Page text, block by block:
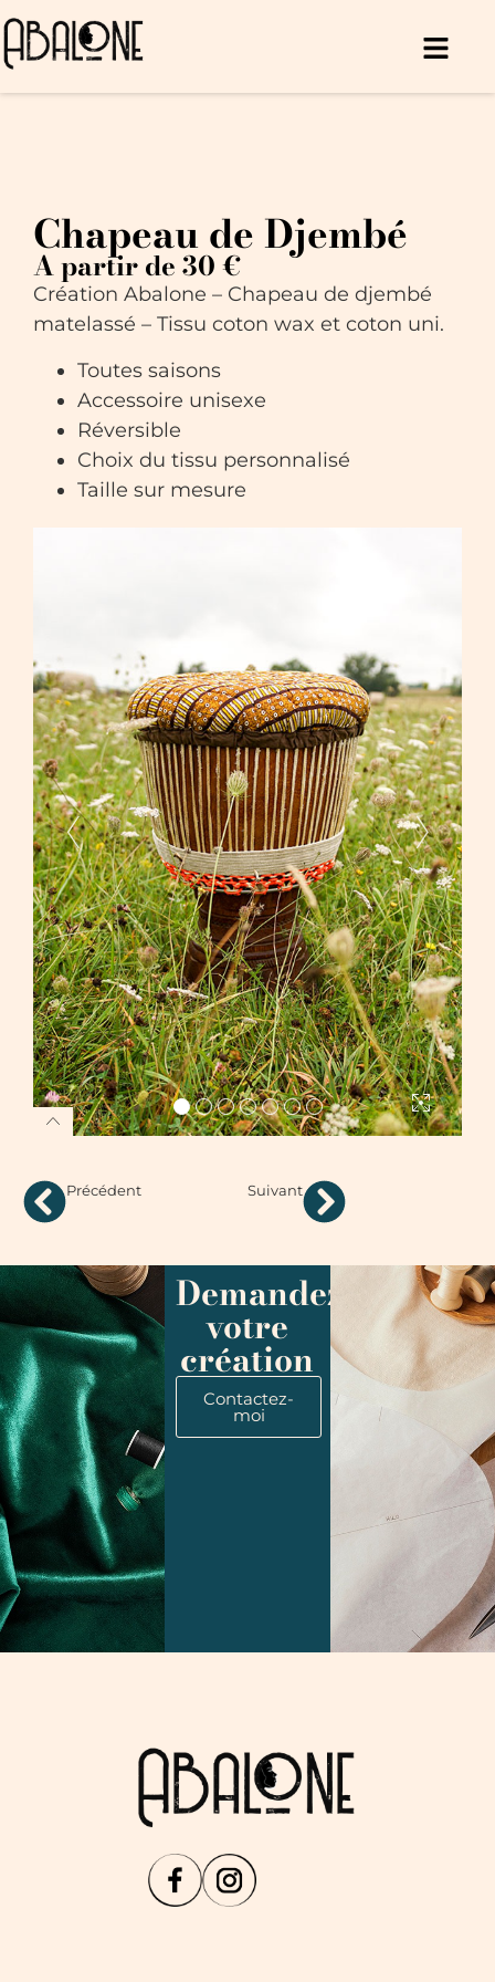
Chapeau de Djembé
A partir de 30 €
Création Abalone – Chapeau de djembé
matelassé – Tissu coton wax et coton uni.
Toutes saisons
Accessoire unisexe
Réversible
Choix du tissu personnalisé
Taille sur mesure
Précédent Suivant
Demandez
votre
création
Contactez-
moi